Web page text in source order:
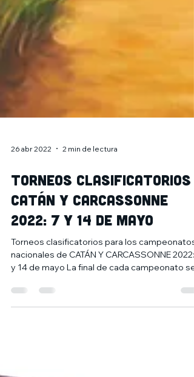
26 abr 2022 2 min de lectura
Torneos clasificatorios
Catán y Carcassonne
2022: 7 y 14 de mayo
Torneos clasificatorios para los campeonatos
nacionales de CATÁN Y CARCASSONNE 2022: